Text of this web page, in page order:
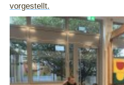
vorgestellt.